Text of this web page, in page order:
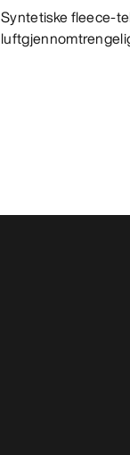
Syntetiske fleece-